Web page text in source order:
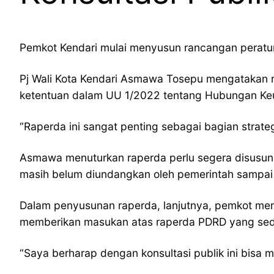
Pemkot Kendari mulai menyusun rancangan
Pj Wali Kota Kendari Asmawa Tosepu
ketentuan dalam UU 1/2022 tentang Hubungan
“Raperda ini sangat penting sebagai bagian
Asmawa menuturkan raperda perlu segera
masih belum diundangkan oleh pemerintah
Dalam penyusunan raperda, lanjutnya, pemkot
memberikan masukan atas raperda PDRD yang
“Saya berharap dengan konsultasi publik ini bisa